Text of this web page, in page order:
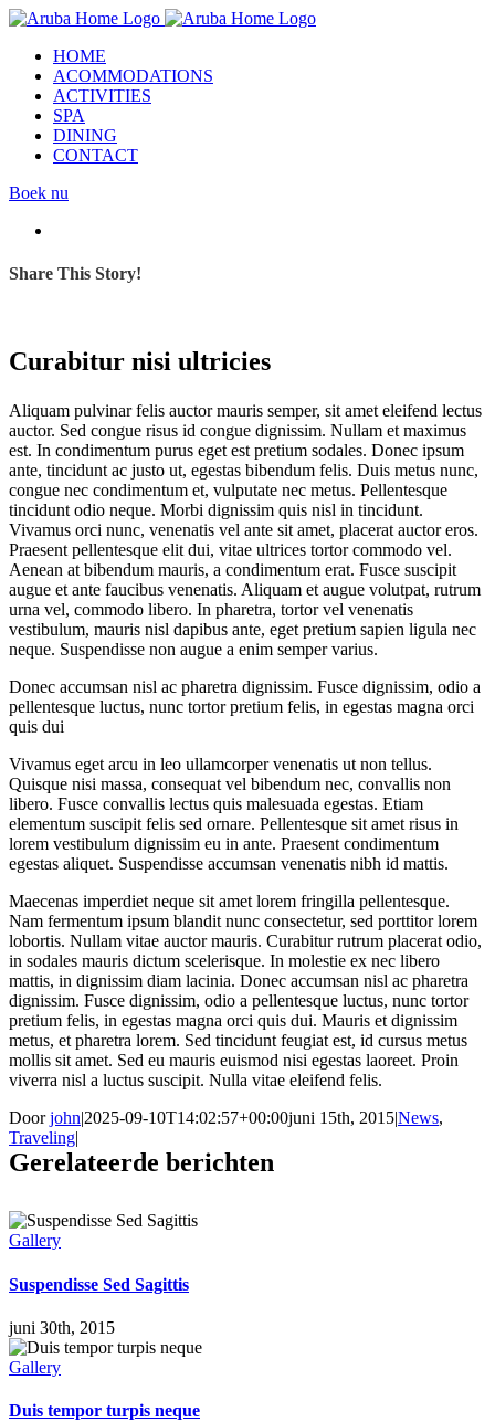
Ga
inhoudHOME
ACOMMODATIONS
ACTIVITIES
SPA
DINING
CONTACT
Facebook
Instagram
Boek nu
afbeelding
Share This Story!
Curabitur nisi ultricies
Aliquam pulvinar felis auctor mauris semper, sit amet eleifend lectus
auctor. Sed congue risus id congue dignissim. Nullam et maximus
est. In condimentum purus eget est pretium sodales. Donec ipsum
ante, tincidunt ac justo ut, egestas bibendum felis. Duis metus nunc,
congue nec condimentum et, vulputate nec metus. Pellentesque
tincidunt odio neque. Morbi dignissim quis nisl in tincidunt.
Vivamus orci nunc, venenatis vel ante sit amet, placerat auctor eros.
Praesent pellentesque elit dui, vitae ultrices tortor commodo vel.
Aenean at bibendum mauris, a condimentum erat. Fusce suscipit
augue et ante faucibus venenatis. Aliquam et augue volutpat, rutrum
urna vel, commodo libero. In pharetra, tortor vel venenatis
vestibulum, mauris nisl dapibus ante, eget pretium sapien ligula nec
neque. Suspendisse non augue a enim semper varius.
Donec accumsan nisl ac pharetra dignissim. Fusce dignissim, odio a
pellentesque luctus, nunc tortor pretium felis, in egestas magna orci
quis dui
Vivamus eget arcu in leo ullamcorper venenatis ut non tellus.
Quisque nisi massa, consequat vel bibendum nec, convallis non
libero. Fusce convallis lectus quis malesuada egestas. Etiam
elementum suscipit felis sed ornare. Pellentesque sit amet risus in
lorem vestibulum dignissim eu in ante. Praesent condimentum
egestas aliquet. Suspendisse accumsan venenatis nibh id mattis.
Maecenas imperdiet neque sit amet lorem fringilla pellentesque.
Nam fermentum ipsum blandit nunc consectetur, sed porttitor lorem
lobortis. Nullam vitae auctor mauris. Curabitur rutrum placerat odio,
in sodales mauris dictum scelerisque. In molestie ex nec libero
mattis, in dignissim diam lacinia. Donec accumsan nisl ac pharetra
dignissim. Fusce dignissim, odio a pellentesque luctus, nunc tortor
pretium felis, in egestas magna orci quis dui. Mauris et dignissim
metus, et pharetra lorem. Sed tincidunt feugiat est, id cursus metus
mollis sit amet. Sed eu mauris euismod nisi egestas laoreet. Proin
viverra nisl a luctus suscipit. Nulla vitae eleifend felis.
Doorjohn|2025-09-10T14:02:57+00:00juni 15th, 2015|News,
Traveling|
Gerelateerde berichten
Gallery
Suspendisse Sed Sagittis
juni 30th, 2015
Gallery
Duis tempor turpis neque